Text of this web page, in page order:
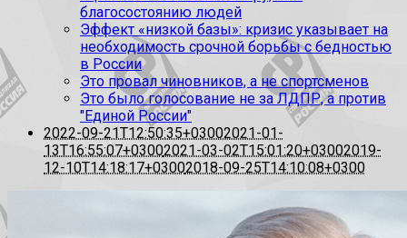
благосостоянию людей
Эффект «низкой базы»: кризис указывает на
необходимость срочной борьбы с бедностью
в России
Это провал чиновников, а не спортсменов
Это было голосование не за ЛДПР, а против
"Единой России"
2022-09-21T12:50:35+03002021-01-
13T16:55:07+03002021-03-02T15:01:20+03002019-
12-10T14:18:17+03002018-09-25T14:10:08+0300